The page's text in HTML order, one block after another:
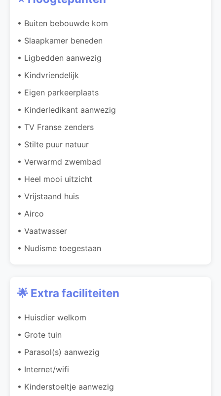
• Buiten bebouwde kom
• Slaapkamer beneden
• Ligbedden aanwezig
• Kindvriendelijk
• Eigen parkeerplaats
• Kinderledikant aanwezig
• TV Franse zenders
• Stilte puur natuur
• Verwarmd zwembad
• Heel mooi uitzicht
• Vrijstaand huis
• Airco
• Vaatwasser
• Nudisme toegestaan
🌟 Extra faciliteiten
• Huisdier welkom
• Grote tuin
• Parasol(s) aanwezig
• Internet/wifi
• Kinderstoeltje aanwezig